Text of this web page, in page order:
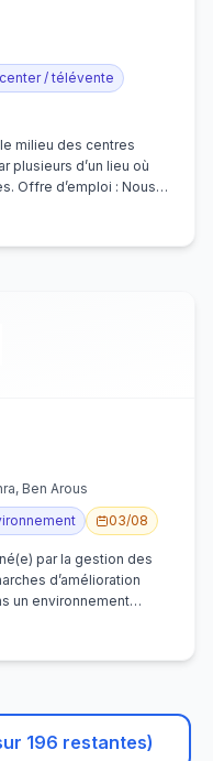
/ télévente
milieu des centres
plusieurs d’un lieu où
Offre d’emploi : Nous
Ben Arous
03/08
par la gestion des
d’amélioration
un environnement
196 restantes)